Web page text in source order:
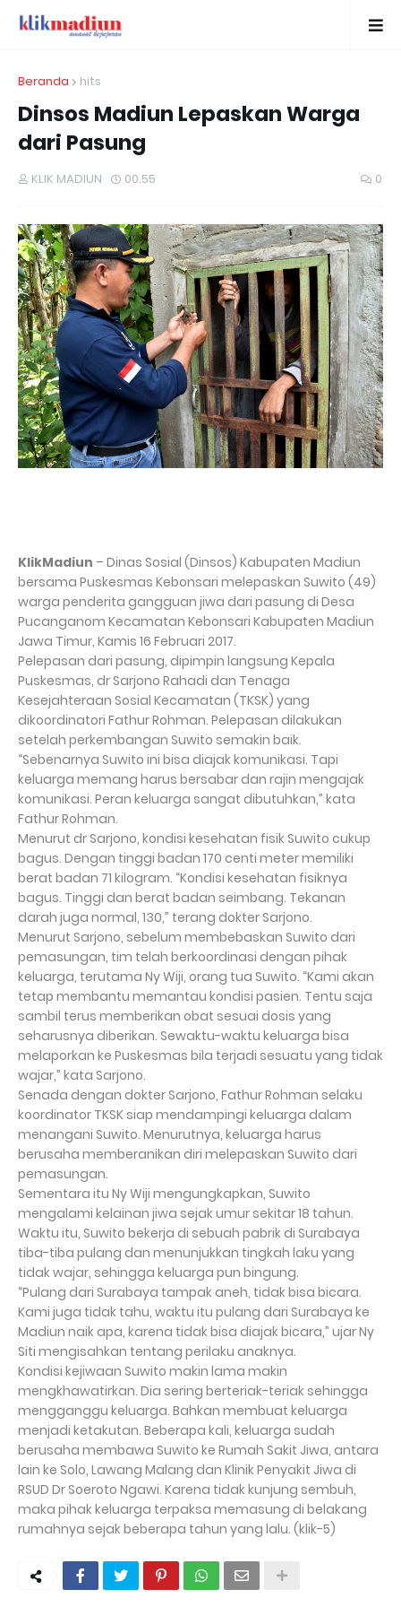
Beranda hits
Dinsos Madiun Lepaskan Warga
dari Pasung
KLIK MADIUN 00.55 0
KlikMadiun – Dinas Sosial (Dinsos) Kabupaten Madiun
bersama Puskesmas Kebonsari melepaskan Suwito (49)
warga penderita gangguan jiwa dari pasung di Desa
Pucanganom Kecamatan Kebonsari Kabupaten Madiun
Jawa Timur, Kamis 16 Februari 2017.
Pelepasan dari pasung, dipimpin langsung Kepala
Puskesmas, dr Sarjono Rahadi dan Tenaga
Kesejahteraan Sosial Kecamatan (TKSK) yang
dikoordinatori Fathur Rohman. Pelepasan dilakukan
setelah perkembangan Suwito semakin baik.
“Sebenarnya Suwito ini bisa diajak komunikasi. Tapi
keluarga memang harus bersabar dan rajin mengajak
komunikasi. Peran keluarga sangat dibutuhkan,” kata
Fathur Rohman.
Menurut dr Sarjono, kondisi kesehatan fisik Suwito cukup
bagus. Dengan tinggi badan 170 centi meter memiliki
berat badan 71 kilogram. “Kondisi kesehatan fisiknya
bagus. Tinggi dan berat badan seimbang. Tekanan
darah juga normal, 130,” terang dokter Sarjono.
Menurut Sarjono, sebelum membebaskan Suwito dari
pemasungan, tim telah berkoordinasi dengan pihak
keluarga, terutama Ny Wiji, orang tua Suwito. “Kami akan
tetap membantu memantau kondisi pasien. Tentu saja
sambil terus memberikan obat sesuai dosis yang
seharusnya diberikan. Sewaktu-waktu keluarga bisa
melaporkan ke Puskesmas bila terjadi sesuatu yang tidak
wajar,” kata Sarjono.
Senada dengan dokter Sarjono, Fathur Rohman selaku
koordinator TKSK siap mendampingi keluarga dalam
menangani Suwito. Menurutnya, keluarga harus
berusaha memberanikan diri melepaskan Suwito dari
pemasungan.
Sementara itu Ny Wiji mengungkapkan, Suwito
mengalami kelainan jiwa sejak umur sekitar 18 tahun.
Waktu itu, Suwito bekerja di sebuah pabrik di Surabaya
tiba-tiba pulang dan menunjukkan tingkah laku yang
tidak wajar, sehingga keluarga pun bingung.
“Pulang dari Surabaya tampak aneh, tidak bisa bicara.
Kami juga tidak tahu, waktu itu pulang dari Surabaya ke
Madiun naik apa, karena tidak bisa diajak bicara,” ujar Ny
Siti mengisahkan tentang perilaku anaknya.
Kondisi kejiwaan Suwito makin lama makin
mengkhawatirkan. Dia sering berteriak-teriak sehingga
mengganggu keluarga. Bahkan membuat keluarga
menjadi ketakutan. Beberapa kali, keluarga sudah
berusaha membawa Suwito ke Rumah Sakit Jiwa, antara
lain ke Solo, Lawang Malang dan Klinik Penyakit Jiwa di
RSUD Dr Soeroto Ngawi. Karena tidak kunjung sembuh,
maka pihak keluarga terpaksa memasung di belakang
rumahnya sejak beberapa tahun yang lalu. (klik-5)